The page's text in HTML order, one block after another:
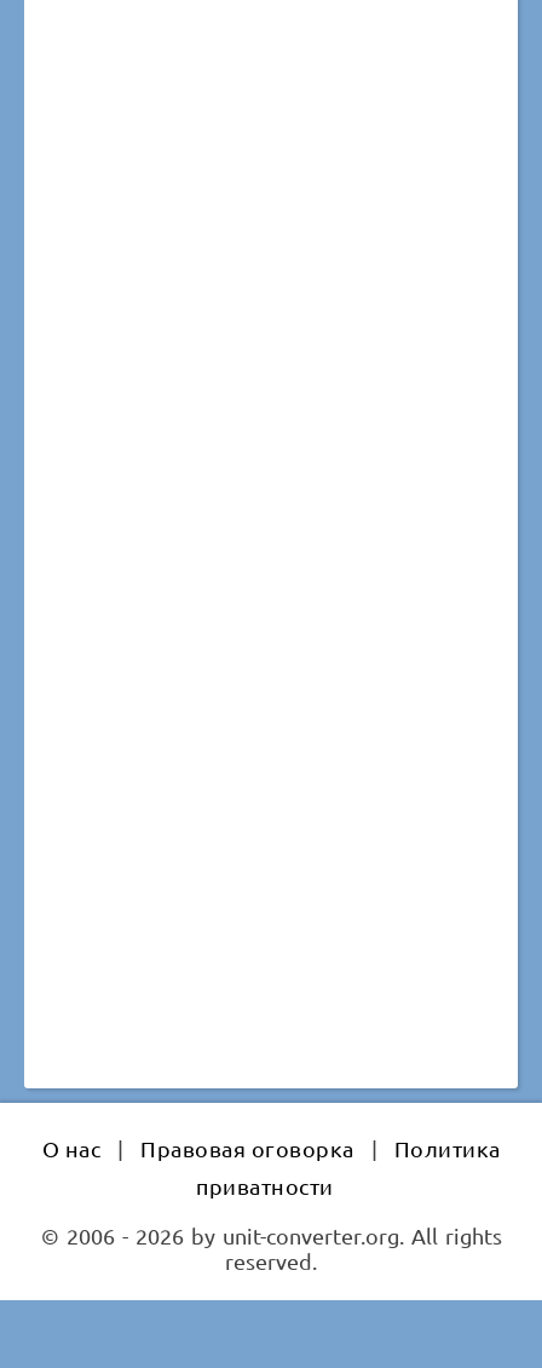
О нас | Правовая оговорка |
Политика
приватности
© 2006 - 2026 by unit-converter.org. All rights
reserved.